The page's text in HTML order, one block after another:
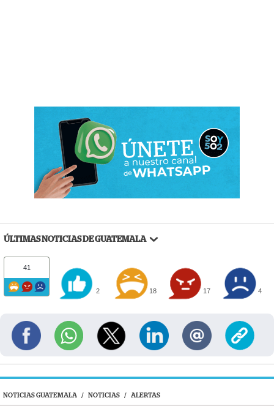
ÚLTIMAS NOTICIAS DE GUATEMALA
41
2 18 17 4
NOTICIAS GUATEMALA / NOTICIAS / ALERTAS